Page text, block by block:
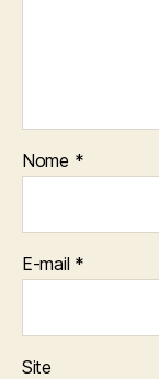
Nome *
E-mail *
Site